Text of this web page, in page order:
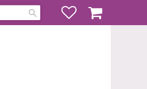
FavoriterKundvagn